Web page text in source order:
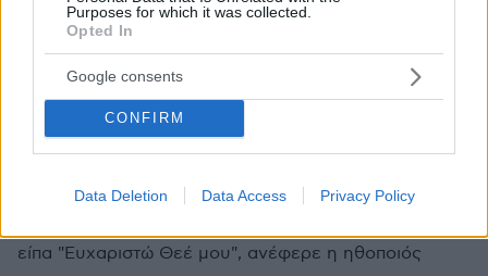
Purposes for which it was collected.
Opted In
Google consents
CONFIRM
Data Deletion Data Access Privacy Policy
Άντζελα Γκερέκου για την ταινία «Καποδίστριας»:
για οικονομικούς λόγους
είπα "Ευχαριστώ Θεέ μου", ανέφερε η ηθοποιός